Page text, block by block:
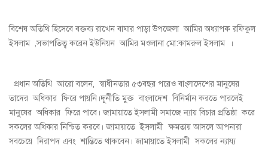
বিশেষ অতিথি হিসেবে বক্তব্য রাখেন বাঘার পাড়া উপজেলা আমির অধ্যাপক রফিকুল
ইসলাম ,সভাপতিত্ব করেন ইউনিয়ন আমির মওলানা মো:কামরুল ইসলাম ।
প্রধান অতিথি আরো বলেন, স্বাধীনতার ৫৩বছর পরেও বাংলাদেশের মানুষের
তাদের অধিকার ফিরে পায়নি।দূর্নীতি মুক্ত বাংলাদেশ বিনির্মান করতে পারলেই
মানুষের অধিকার ফিরে পাবে। জামায়াতে ইসলামী সমাজে ন্যায় বিচার প্রতিষ্ঠা করে
সকলের অধিকার নিশ্চিত করবে। জামায়াতে ইসলামী ক্ষমতায় আসলে আপনারা
সবচেয়ে নিরাপদ এবং শান্তিতে থাকবেন। জামায়াতে ইসলামী সকলের ন্যায্য